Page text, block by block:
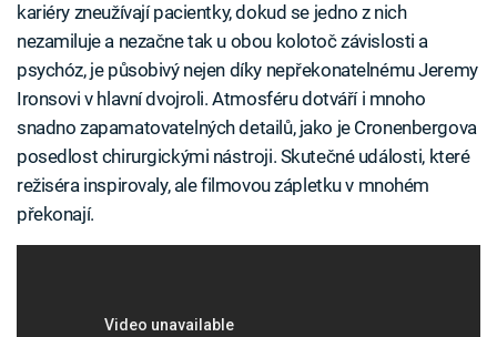
kariéry zneužívají pacientky, dokud se jedno z nich
nezamiluje a nezačne tak u obou kolotoč závislosti a
psychóz, je působivý nejen díky nepřekonatelnému Jeremy
Ironsovi v hlavní dvojroli. Atmosféru dotváří i mnoho
snadno zapamatovatelných detailů, jako je Cronenbergova
posedlost chirurgickými nástroji. Skutečné události, které
režiséra inspirovaly, ale filmovou zápletku v mnohém
překonají.